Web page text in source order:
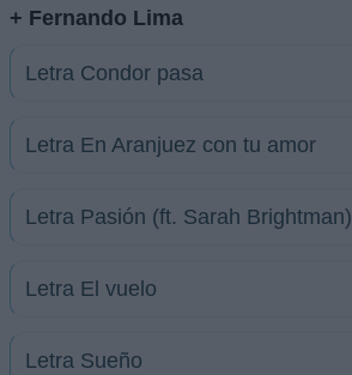
+ Fernando Lima
Letra Condor pasa
Letra En Aranjuez con tu amor
Letra Pasión (ft. Sarah Brightman)
Letra El vuelo
Letra Sueño